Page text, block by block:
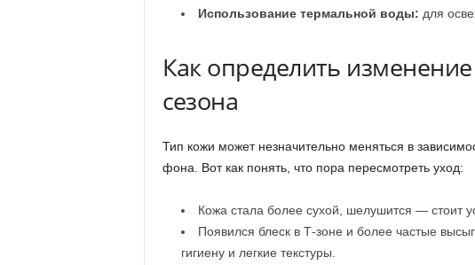
Использование термальной воды: для
Как определить
сезона
Тип кожи может незначительно меняться в
фона. Вот как понять, что пора пересмотреть уход:
Кожа стала более сухой, шелушится — стоит
Появился блеск в Т-зоне и более частые
гигиену и легкие текстуры.